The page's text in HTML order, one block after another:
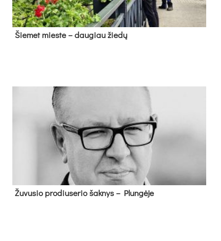
Šie­met mies­te – dau­giau žie­dų
Žu­vu­sio pro­diu­se­rio šak­nys – Plun­gė­je